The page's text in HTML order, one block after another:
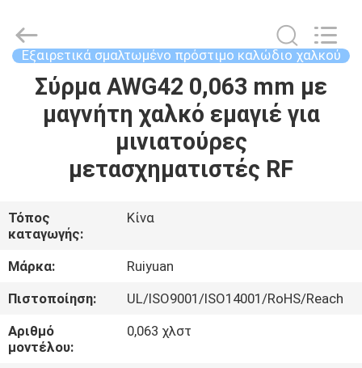
ΣΠΊΤΙ
ΒΊΝΤΕΟ
ΠΕΡΊΠΟΥ
ΕΜΕΊΣ
ΓΎΡΟΣ
ΕΡΓΟΣΤΑΣΊΩΝ
Material
Co,.Ltd.
Rights
Reserved.
Εξαιρετικά σμαλτωμένο πρόστιμο καλώδιο χαλκού
Σύρμα AWG42 0,063 mm με
μαγνήτη χαλκό εμαγιέ για
μινιατούρες
μετασχηματιστές RF
Τόπος
καταγωγής:
Κίνα
Μάρκα:
Ruiyuan
Πιστοποίηση:
UL/ISO9001/ISO14001/RoHS/Reach
Αριθμό
μοντέλου:
0,063 χλστ